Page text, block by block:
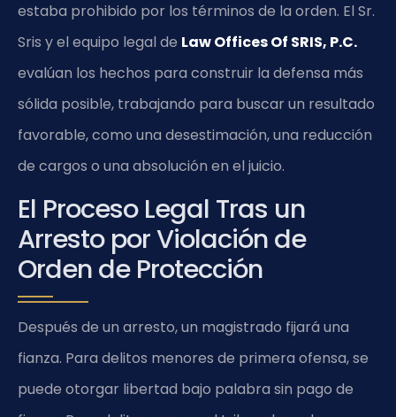
estaba prohibido por los términos de la orden. El Sr.
Sris y el equipo legal de Law Offices Of SRIS, P.C.
evalúan los hechos para construir la defensa más
sólida posible, trabajando para buscar un resultado
favorable, como una desestimación, una reducción
de cargos o una absolución en el juicio.
El Proceso Legal Tras un
Arresto por Violación de
Orden de Protección
Después de un arresto, un magistrado fijará una
fianza. Para delitos menores de primera ofensa, se
puede otorgar libertad bajo palabra sin pago de